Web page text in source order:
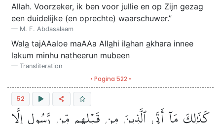
Allah. Voorzeker, ik ben voor jullie en op Zijn gezag
een duidelijke (en oprechte) waarschuwer.”
M. F. Abdasalaam
Wala tajAAaloe maAAa Allahi ilahan akhara innee
lakum minhu natheerun mubeen
Transliteration
• Pagina 522 •
52
كَذَٰلِكَ مَآ أَتَى ٱلَّذِينَ مِن قَبۡلِهِم مِّن رَّسُولٍ إِلَّا